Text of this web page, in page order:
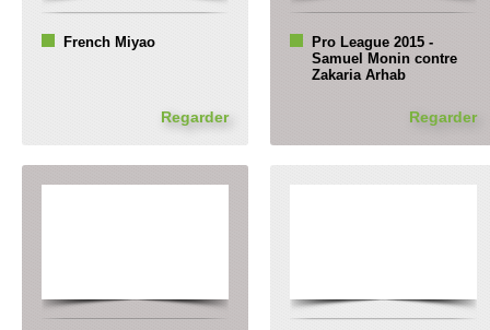
French Miyao
Regarder
Pro League 2015 -
Samuel Monin contre
Zakaria Arhab
Regarder